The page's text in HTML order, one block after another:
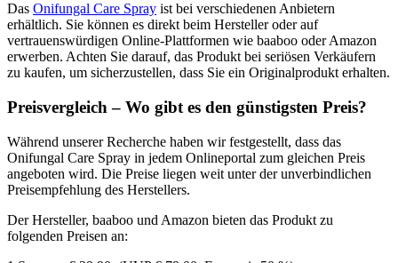
Das Onifungal Care Spray ist bei verschiedenen Anbietern
erhältlich. Sie können es direkt beim Hersteller oder auf
vertrauenswürdigen Online-Plattformen wie baaboo oder Amazon
erwerben. Achten Sie darauf, das Produkt bei seriösen Verkäufern
zu kaufen, um sicherzustellen, dass Sie ein Originalprodukt erhalten.
Preisvergleich – Wo gibt es den günstigsten Preis?
Während unserer Recherche haben wir festgestellt, dass das
Onifungal Care Spray in jedem Onlineportal zum gleichen Preis
angeboten wird. Die Preise liegen weit unter der unverbindlichen
Preisempfehlung des Herstellers.
Der Hersteller, baaboo und Amazon bieten das Produkt zu
folgenden Preisen an: